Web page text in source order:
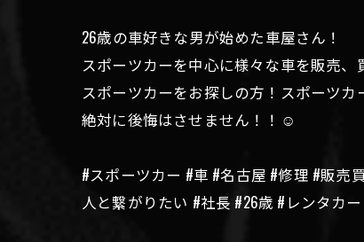
26歳の車好きな男が始めた車屋さん！
スポーツカーを中心に様々な車を販売
スポーツカーをお探しの方！スポーツ
絶対に後悔はさせません！！☺️
#スポーツカー #車 #名古屋 #修理 #販売
人と繋がりたい #社長 #26歳 #レンタカ